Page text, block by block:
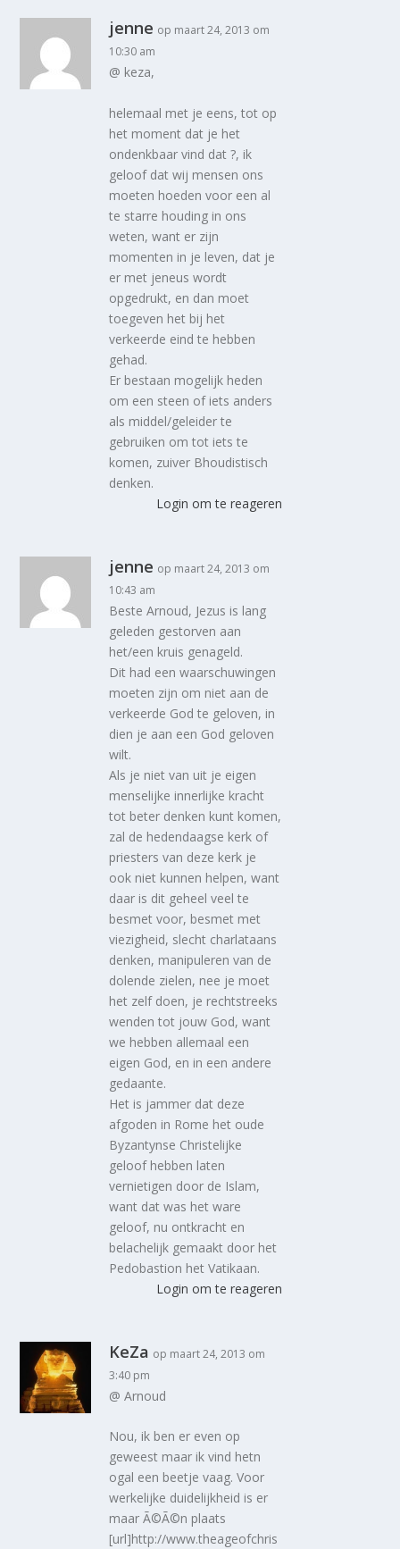
jenne op maart 24, 2013 om
10:30 am
@ keza,
helemaal met je eens, tot op
het moment dat je het
ondenkbaar vind dat ?, ik
geloof dat wij mensen ons
moeten hoeden voor een al
te starre houding in ons
weten, want er zijn
momenten in je leven, dat je
er met jeneus wordt
opgedrukt, en dan moet
toegeven het bij het
verkeerde eind te hebben
gehad.
Er bestaan mogelijk heden
om een steen of iets anders
als middel/geleider te
gebruiken om tot iets te
komen, zuiver Bhoudistisch
denken.
Login om te reageren
jenne op maart 24, 2013 om
10:43 am
Beste Arnoud, Jezus is lang
geleden gestorven aan
het/een kruis genageld.
Dit had een waarschuwingen
moeten zijn om niet aan de
verkeerde God te geloven, in
dien je aan een God geloven
wilt.
Als je niet van uit je eigen
menselijke innerlijke kracht
tot beter denken kunt komen,
zal de hedendaagse kerk of
priesters van deze kerk je
ook niet kunnen helpen, want
daar is dit geheel veel te
besmet voor, besmet met
viezigheid, slecht charlataans
denken, manipuleren van de
dolende zielen, nee je moet
het zelf doen, je rechtstreeks
wenden tot jouw God, want
we hebben allemaal een
eigen God, en in een andere
gedaante.
Het is jammer dat deze
afgoden in Rome het oude
Byzantynse Christelijke
geloof hebben laten
vernietigen door de Islam,
want dat was het ware
geloof, nu ontkracht en
belachelijk gemaakt door het
Pedobastion het Vatikaan.
Login om te reageren
KeZa op maart 24, 2013 om
3:40 pm
@ Arnoud
Nou, ik ben er even op
geweest maar ik vind hetn
ogal een beetje vaag. Voor
werkelijke duidelijkheid is er
maar Ã©Ã©n plaats
[url]http://www.theageofchris